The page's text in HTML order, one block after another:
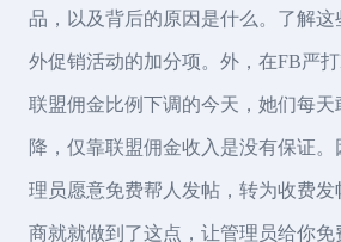
品，以及背后的原因是什么。了解
外促销活动的加分项。外，在FB严
联盟佣金比例下调的今天，她们每
降，仅靠联盟佣金收入是没有保证
理员愿意免费帮人发帖，转为收费
商就就做到了这点，让管理员给你